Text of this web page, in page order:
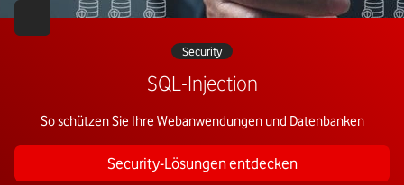
Security
SQL-Injection
So schützen Sie Ihre Webanwendungen und Datenbanken
Security-Lösungen entdecken